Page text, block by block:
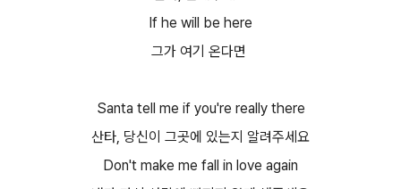
If he will be here
그가 여기 온다면​
Santa tell me if you're really there
산타, 당신이 그곳에 있는지 알려주세요​
Don't make me fall in love again